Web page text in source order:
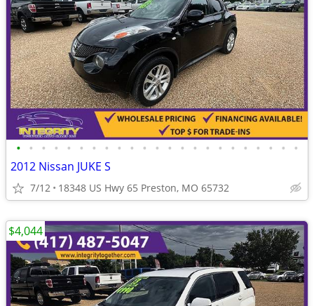
• • • • • • • • • • • • • • • • • • • • • • •
2012 Nissan JUKE S
7/12 18348 US Hwy 65 Preston, MO 65732
$4,044